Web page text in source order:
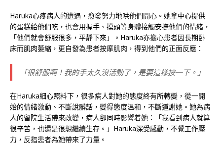
Haruka心疼病人的遭遇，愈發努力地哄他們開心。她拿中心提供
的蛋糕給他們吃，也會用握手、摸頭等身體接觸安撫他們的情緒，
「他們就會舒服很多，平靜下來」。Haruka亦擔心患者因長期卧
床而肌肉萎縮，更自發為患者按摩肌肉，得到他們的正面反應：
「很舒服啊！我的手太久沒活動了，是要這樣按一下。」
在Haruka細心照料下，很多病人對她的態度終有所轉變，從一開
始的情緒激動、不斷說髒話，變得態度温和，不斷道謝她。她為病
人的留院生活帶來改變，病人卻同時影響着她：「我看到病人就算
很辛苦，也還是很想繼續生存。」Haruka深受感動，不覺工作壓
力，反指患者為她帶來了力量。